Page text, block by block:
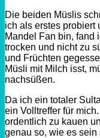
Die beiden Müslis
ich als erstes probiert
Mandel Fan bin, fand
trocken und nicht zu
und Früchten
Müsli mit Milch isst,
nachsüßen.
Da ich ein totaler
ein Volltreffer für
ordentlich zu kauen
genau so, wie es sein